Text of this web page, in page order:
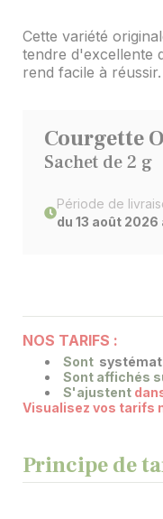
Cette variété
tendre d'excellente
rend facile à réussir.
Courgette
Sachet de 2 g
Période de
du 13 août
NOS TARIFS :
Sont
Sont affichés
S'ajustent
Visualisez vos tarifs
Principe de